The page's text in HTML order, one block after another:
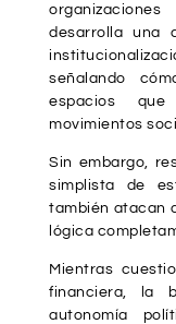
desarrolla una
señalando
espacios
movimientos
Sin embargo,
simplista de
también atacan
lógica
Mientras
financiera, la
autonomía